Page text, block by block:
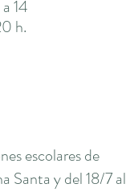
14
h.
escolares de
Santa y del 18/7 al